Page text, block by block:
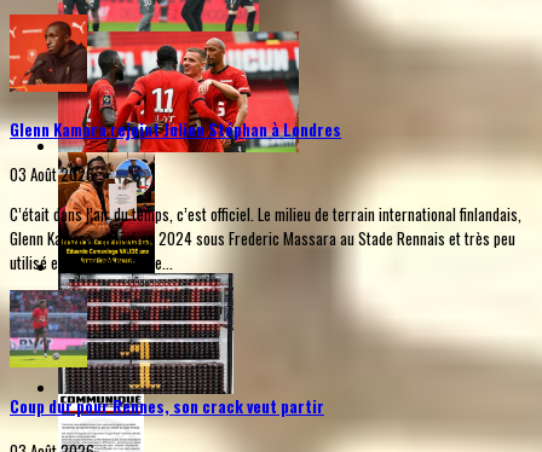
Glenn Kamara rejoint Julien Stéphan à Londres
03 Août 2026
C’était dans l’air du temps, c’est officiel. Le milieu de terrain international finlandais,
Glenn Kamara, arrivé en 2024 sous Frederic Massara au Stade Rennais et très peu
utilisé en deux ans, faute...
Coup dur pour Rennes, son crack veut partir